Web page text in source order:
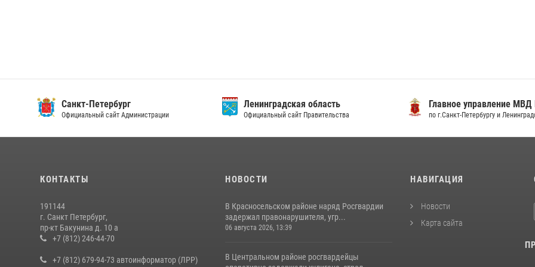
Санкт-Петербург
Официальный сайт Администрации
Ленинградская область
Официальный сайт Правительства
Главное управление МВД
по г.Санкт-Петербургу и
КОНТАКТЫ
191144
г. Санкт Петербург,
пр-кт Бакунина д. 10 а
+7 (812) 246-44-70
+7 (812) 679-94-73 автоинформатор (ЛРР)
НОВОСТИ
В Красносельском районе наряд Росгвардии
задержал правонарушителя, угр...
06 августа 2026, 13:39
В Центральном районе росгвардейцы
НАВИГАЦИЯ
Новости
Карта сайта